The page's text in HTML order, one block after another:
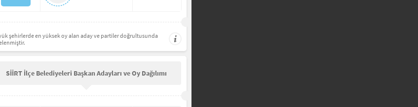
şehirlerde en yüksek oy alan aday ve partiler doğrultusunda
SİİRT İlçe Belediyeleri Başkan Adayları ve Oy Dağılımı